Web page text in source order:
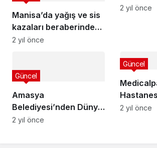
Manisa’da yağış ve sis
kazaları beraberinde
getirdi!
2 yıl önce
yayınladı
2 yıl önce
Amasya
Belediyesi’nden Dünya
Diyabet Günü’nde
Güncel
2 yıl önce
skandal!
Güncel
2 yıl önce